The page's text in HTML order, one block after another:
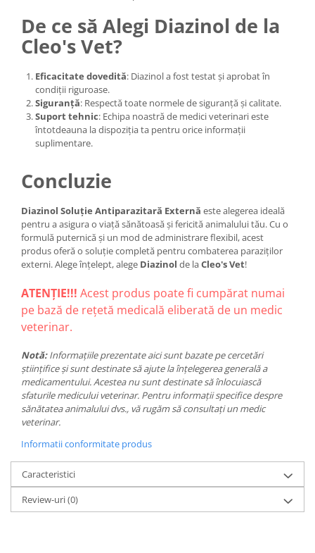
De ce să Alegi Diazinol de la
Cleo's Vet?
Eficacitate dovedită: Diazinol a fost testat și aprobat în
condiții riguroase.
Siguranță: Respectă toate normele de siguranță și calitate.
Suport tehnic: Echipa noastră de medici veterinari este
întotdeauna la dispoziția ta pentru orice informații
suplimentare.
Concluzie
Diazinol Soluție Antiparazitară Externă este alegerea ideală
pentru a asigura o viață sănătoasă și fericită animalului tău. Cu o
formulă puternică și un mod de administrare flexibil, acest
produs oferă o soluție completă pentru combaterea paraziților
externi. Alege înțelept, alege Diazinol de laCleo's Vet!
ATENȚIE!!! Acest produs poate fi cumpărat numai
pe bază de rețetă medicală eliberată de un medic
veterinar.
Notă:Informațiile prezentate aici sunt bazate pe cercetări
științifice și sunt destinate să ajute la înțelegerea generală a
medicamentului. Acestea nu sunt destinate să înlocuiască
sfaturile medicului veterinar. Pentru informații specifice despre
sănătatea animalului dvs., vă rugăm să consultați un medic
veterinar.
Informatii conformitate produs
Caracteristici
Review-uri(0)